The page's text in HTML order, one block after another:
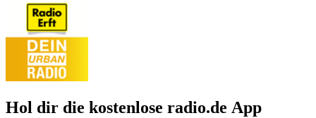
Hol dir die kostenlose radio.de App